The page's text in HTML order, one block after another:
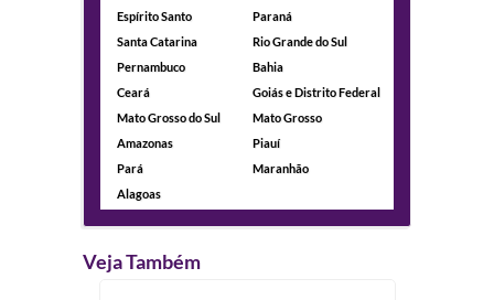
Espírito Santo
Paraná
Santa Catarina
Rio Grande do Sul
Pernambuco
Bahia
Ceará
Goiás e Distrito Federal
Mato Grosso do Sul
Mato Grosso
Amazonas
Piauí
Pará
Maranhão
Alagoas
Veja Também